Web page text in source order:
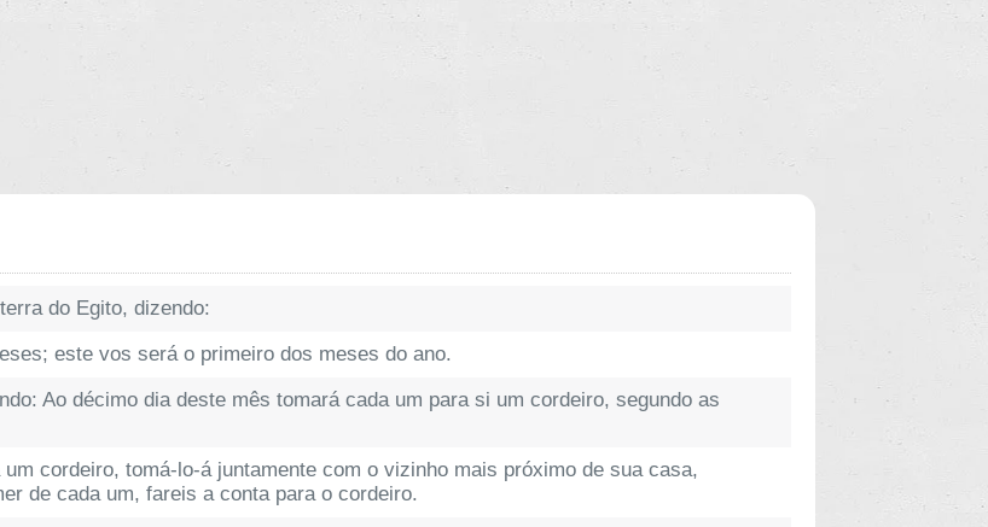
do Egito, dizendo:
este vos será o primeiro dos meses do ano.
Ao décimo dia deste mês tomará cada um para si um cordeiro, segundo as
cordeiro, tomá-lo-á juntamente com o vizinho mais próximo de sua casa,
de cada um, fareis a conta para o cordeiro.